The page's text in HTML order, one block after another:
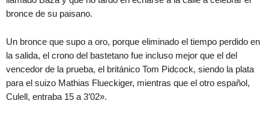
bronce de su paisano.
Un bronce que supo a oro, porque eliminado el tiempo perdido en
la salida, el crono del bastetano fue incluso mejor que el del
vencedor de la prueba, el británico Tom Pidcock, siendo la plata
para el suizo Mathias Flueckiger, mientras que el otro español,
Culell, entraba 15 a 3’02».